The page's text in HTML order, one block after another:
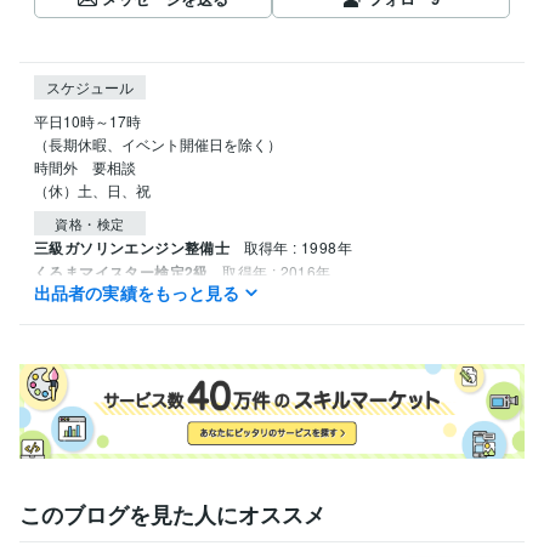
スケジュール
平日10時～17時
（長期休暇、イベント開催日を除く）
時間外　要相談
（休）土、日、祝
資格・検定
三級ガソリンエンジン整備士 取得年 : 1998年
くるまマイスター検定2級 取得年 : 2016年
自動車 新車 中古車 ビジネス 情報 アドバイス サポート
ビジネス代行・事務代行 群馬県　不動産競売価格予想
自動車 新車 中古車 不動産 競売 ビジネス
出品者の実績をもっと見る
このブログを見た人にオススメ